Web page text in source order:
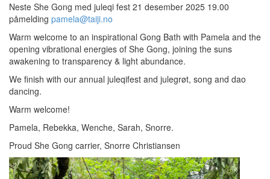
Neste She Gong med juleqi fest 21 desember 2025 19.00
påmelding pamela@taiji.no
Warm welcome to an inspirational Gong Bath with Pamela and the
opening vibrational energies of She Gong, joining the suns
awakening to transparency & light abundance.
We finish with our annual juleqifest and julegrøt, song and dao
dancing.
Warm welcome!
Pamela, Rebekka, Wenche, Sarah, Snorre.
Proud She Gong carrier, Snorre Christiansen